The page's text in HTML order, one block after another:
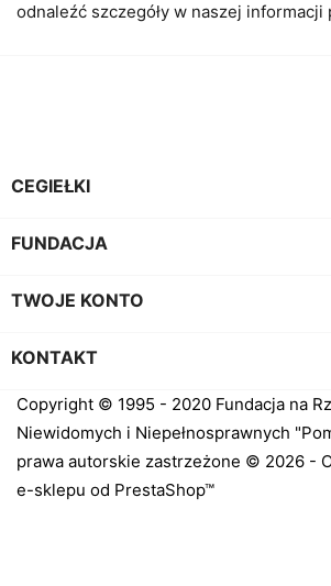
odnaleźć szczegóły w naszej informacji
CEGIEŁKI
FUNDACJA
TWOJE KONTO
KONTAKT
Copyright © 1995 - 2020 Fundacja na
Niewidomych i Niepełnosprawnych
prawa autorskie zastrzeżone © 2026 -
e-sklepu od PrestaShop™